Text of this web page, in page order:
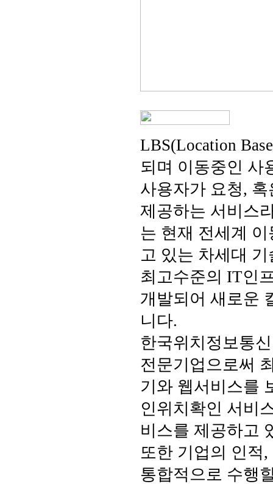
LBS(Location
되며 이동중인 사
사용자가 요청,
제공하는 서비스
는 현재 전세계
고 있는 차세대
최고수준의 IT인
개발되어 새로운
니다.
한국위치정보통
전문기업으로써
기와 웹서비스를
인위치확인 서비
비스를 제공하고
또한 기업의 인적
통합적으로 수행